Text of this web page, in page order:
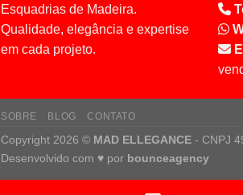
Esquadrias de Madeira.
Qualidade, elegância e expertise
em cada projeto.
SOBRE BLOG CONTATO
Copyright 2026 © MAD ELLEGANCE - CNPJ
Desenvolvido com ♥ por bounceagency